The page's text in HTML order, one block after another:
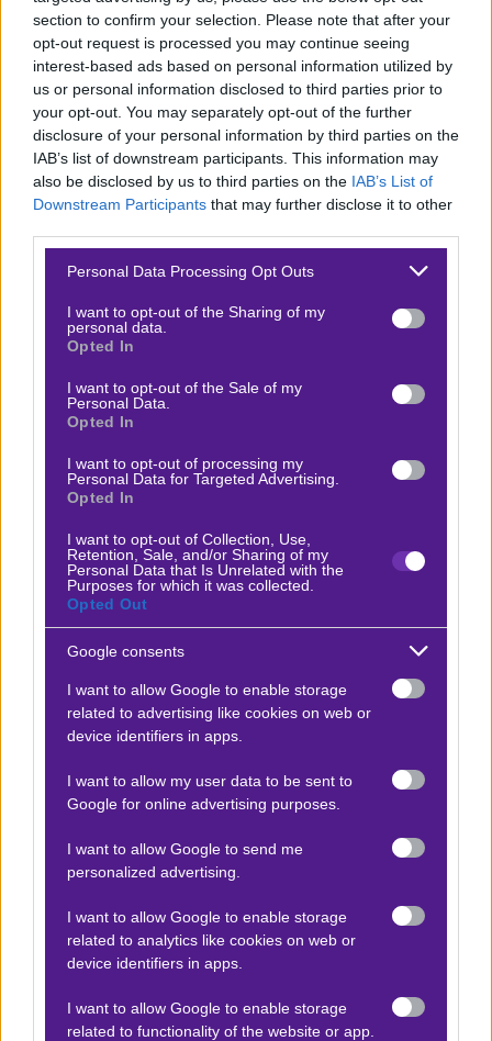
section to confirm your selection. Please note that after your
opt-out request is processed you may continue seeing
interest-based ads based on personal information utilized by
us or personal information disclosed to third parties prior to
your opt-out. You may separately opt-out of the further
disclosure of your personal information by third parties on the
IAB’s list of downstream participants. This information may
also be disclosed by us to third parties on the IAB’s List of
Downstream Participants that may further disclose it to other
Please note that this website/app uses one or more Google
not limited to your visit or usage behaviour. You may click to
grant or deny consent to Google and its third-party tags to
use your data for below specified purposes in below Google
consent section.
Personal Data Processing Opt Outs
I want to opt-out of the Sharing of my
personal data.
Opted In
I want to opt-out of the Sale of my
Personal Data.
Opted In
I want to opt-out of processing my
Personal Data for Targeted Advertising.
Opted In
I want to opt-out of Collection, Use,
Retention, Sale, and/or Sharing of my
Personal Data that Is Unrelated with the
Purposes for which it was collected.
Opted Out
Google consents
I want to allow Google to enable storage
related to advertising like cookies on web or
device identifiers in apps.
I want to allow my user data to be sent to
Google for online advertising purposes.
I want to allow Google to send me
personalized advertising.
I want to allow Google to enable storage
related to analytics like cookies on web or
device identifiers in apps.
I want to allow Google to enable storage
related to functionality of the website or app.
Δίχως αμφιβολία, αυτά τα ματς προσφέρονται για
ειδικά στοιχήματακαι έχουμε ξεχωρίσει μερικά.
Περιμένουμε από τον ΠΑΟΚ να πιέσει από το πρώτο
λεπτό και τα Over 2,5 κόρνερ του στο πρώτο μέρος σε
απόδοση1.78, αξίζουν τον κόπο. Ωστόσο, η στατιστική
δείχνει πως οι Θεσσαλονικείς δύσκολα βρίσκουν φέτος
ποντάρισμα παίρνει και το Χ ημίχρονο στο
τον Παναιτωλικό κι έχει την ευκαιρία να πάρει απόψε
το αίμα του πίσω. Το anytime του προσφέρεται στο
, ενώ, τέλος, το σουτ του Μαντί Καμαρά, που
δοκιμάζει πολύ συχνά τα πόδια του, προσφέρεται
Χ Ημίχρονο 2.12
Γκολ Γιακουμάκης 2.30
*Ισχύουν όροι και προϋποθέσεις
**Οι αποδόσεις ίσχυαν στις 24
Προσφορές*
ΒΑΘΜΟΛΟΓΙΕΣ